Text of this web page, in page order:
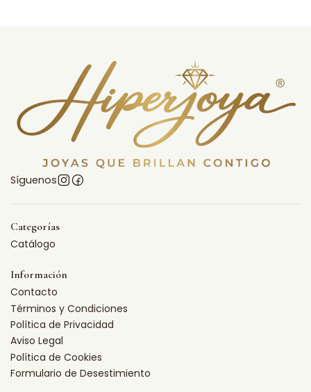
Síguenos
Categorías
Catálogo
Información
Contacto
Términos y Condiciones
Política de Privacidad
Aviso Legal
Política de Cookies
Formulario de Desestimiento